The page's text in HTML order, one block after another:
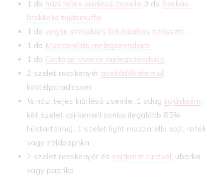
1 db házi teljes kiőrlésű zsemle 3 db Sonkás-
brokkolis tojásmuffin
1 dbvegán szendvics fehérbabos szósszal
1 db Mozzarellás melegszendvics
1 db Cottage cheese melegszendvics
2 szelet rozskenyér avokádókrémmel
koktélparadicsom
½ házi teljes kiőrlésű zsemle, 1 adagtojáskrém
két szelet csirkemell sonka (legalább 85%
hústartalmú), 1 szelet light mozzarella sajt, retek
vagy zöldpaprika
2 szelet rozskenyér és sajtkrém túróval , uborka
vagy paprika